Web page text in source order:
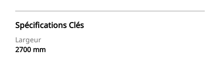
Spécifications Clés
Largeur
2700 mm